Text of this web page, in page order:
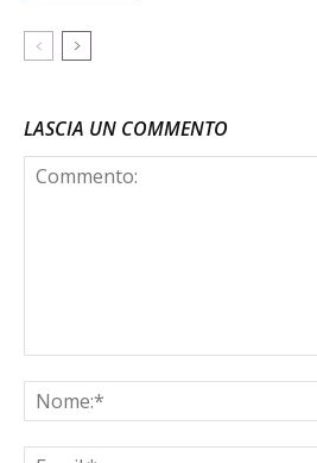
LASCIA UN COMMENTO